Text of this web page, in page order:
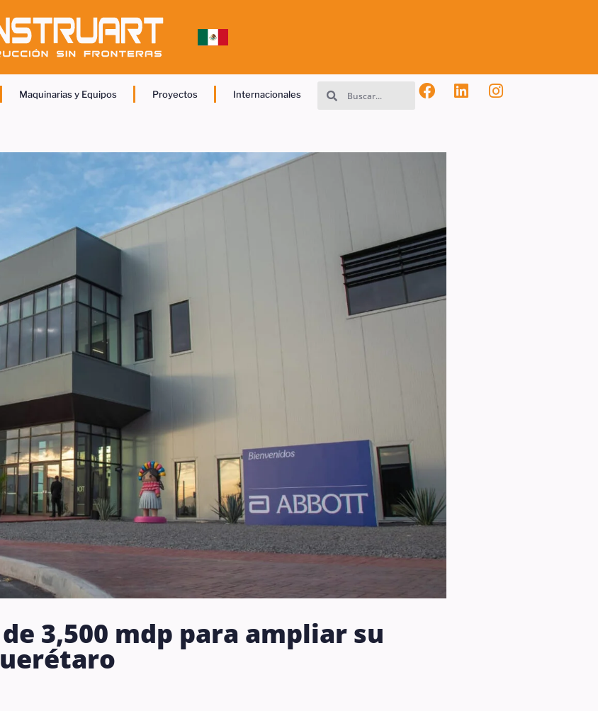
Maquinarias y Equipos Proyectos Internacionales
3,500 mdp para ampliar su